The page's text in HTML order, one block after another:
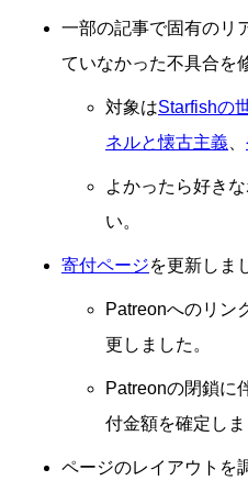
一部の記事で固有のリ
ていなかった不具合を
対象はStarfishの
ネルと懐古主義
よかったら好き
い。
寄付ページを更新しま
Patreonへのリン
更しました。
Patreonの閉鎖に
付金額を確定しま
ページのレイアウトを